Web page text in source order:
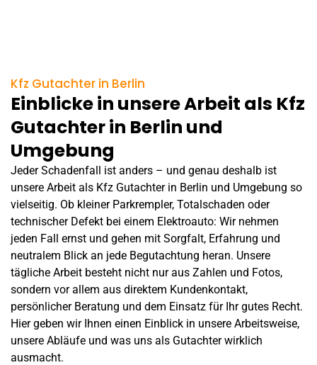
Kfz Gutachter in Berlin
Einblicke in unsere Arbeit als Kfz
Gutachter in Berlin und
Umgebung
Jeder Schadenfall ist anders – und genau deshalb ist
unsere Arbeit als Kfz Gutachter in Berlin und Umgebung so
vielseitig. Ob kleiner Parkrempler, Totalschaden oder
technischer Defekt bei einem Elektroauto: Wir nehmen
jeden Fall ernst und gehen mit Sorgfalt, Erfahrung und
neutralem Blick an jede Begutachtung heran. Unsere
tägliche Arbeit besteht nicht nur aus Zahlen und Fotos,
sondern vor allem aus direktem Kundenkontakt,
persönlicher Beratung und dem Einsatz für Ihr gutes Recht.
Hier geben wir Ihnen einen Einblick in unsere Arbeitsweise,
unsere Abläufe und was uns als Gutachter wirklich
ausmacht.